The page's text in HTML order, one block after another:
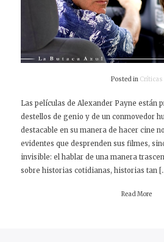
Posted in Críticas
Las películas de Alexander Payne están
destellos de genio y de un conmovedor
destacable en su manera de hacer cine
evidentes que desprenden sus filmes,
invisible: el hablar de una manera
sobre historias cotidianas, historias tan
Read More